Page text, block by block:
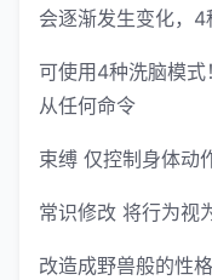
会逐渐发生变化，4
可使用4种洗脑模
从任何命令
束缚 仅控制身体动
常识修改 将行为视
改造成野兽般的性